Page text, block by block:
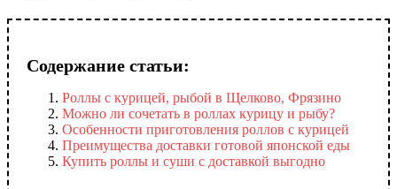
Содержание статьи:
Роллы с курицей, рыбой в Щелково, Фрязино
Можно ли сочетать в роллах курицу и рыбу?
Особенности приготовления роллов с курицей
Преимущества доставки готовой японской еды
Купить роллы и суши с доставкой выгодно